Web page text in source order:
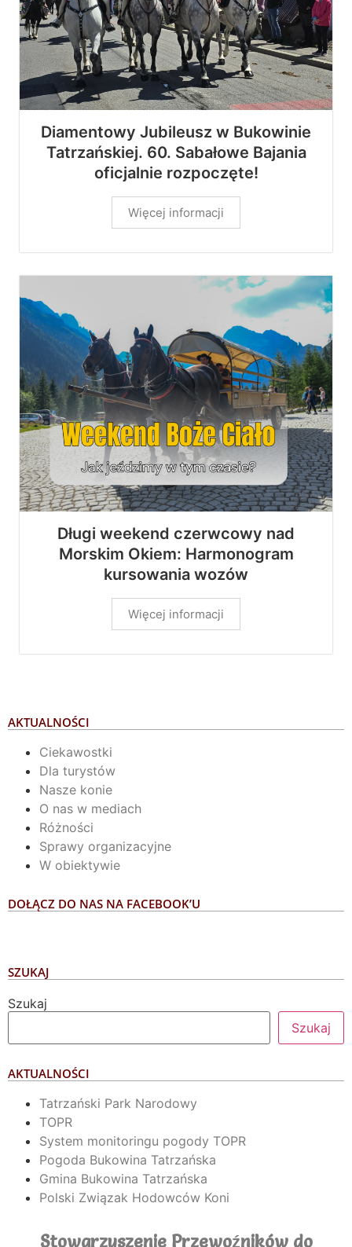
Diamentowy Jubileusz w Bukowinie
Tatrzańskiej. 60. Sabałowe Bajania
oficjalnie rozpoczęte!
Więcej informacji
Długi weekend czerwcowy nad
Morskim Okiem: Harmonogram
kursowania wozów
Więcej informacji
AKTUALNOŚCI
Ciekawostki
Dla turystów
Nasze konie
O nas w mediach
Różności
Sprawy organizacyjne
W obiektywie
DOŁĄCZ DO NAS NA FACEBOOK’U
SZUKAJ
Szukaj
Szukaj
AKTUALNOŚCI
Tatrzański Park Narodowy
TOPR
System monitoringu pogody TOPR
Pogoda Bukowina Tatrzańska
Gmina Bukowina Tatrzańska
Polski Związak Hodowców Koni
Stowarzyszenie Przewoźników do